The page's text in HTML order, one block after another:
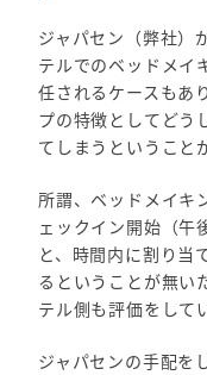
ジャパセン（弊社）
テルでのベッドメイ
任されるケースもあ
プの特徴としてどう
てしまうということ
所謂、ベッドメイキ
ェックイン開始（午
と、時間内に割り当
るということが無い
テル側も評価をして
ジャパセンの手配を